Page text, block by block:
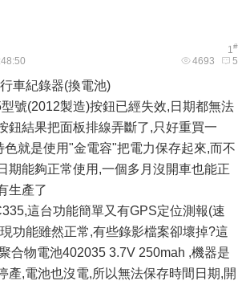
1#
4693 5
車紀錄器(換電池)
號(2012製造)按鈕已經失效,日期都無法
鈕結果把面板排線弄斷了,只好重買一
色就是使用"金電容"把電力保存起來,而不
期能夠正常使用,一個多月沒開車也能正
生產了
這台功能簡單又有GPS定位測報(速
功能雖然正常,有些錄影檔案卻壞掉?這
合物電池402035 3.7V 250mah ,機器是
產,電池也沒電,所以無法保存時間日期,開